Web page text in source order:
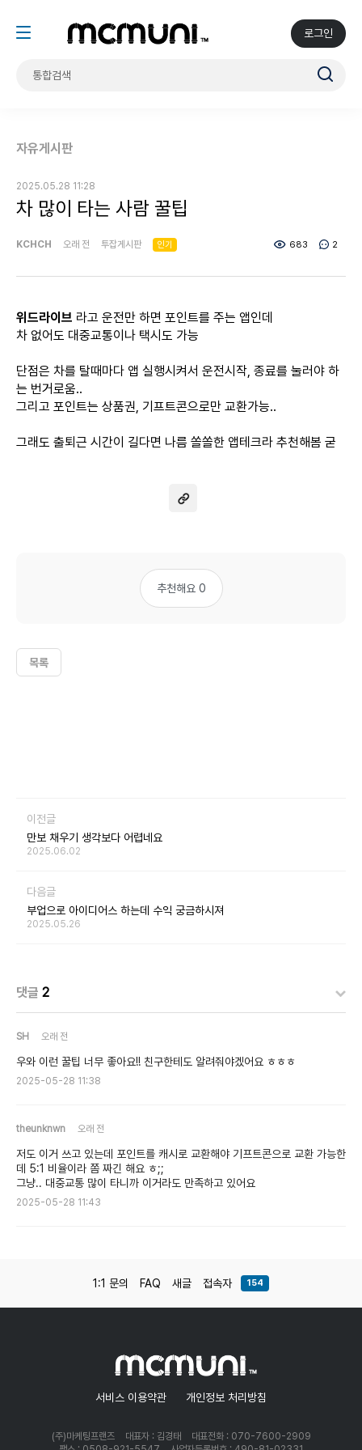
로그인
자유게시판
2025.05.28 11:28
차 많이 타는 사람 꿀팁
KCHCH 오래 전 투잡게시판 인기 683 2
위드라이브 라고 운전만 하면 포인트를 주는 앱인데
차 없어도 대중교통이나 택시도 가능
단점은 차를 탈때마다 앱 실행시켜서 운전시작, 종료를 눌러야 하
는 번거로움..
그리고 포인트는 상품권, 기프트콘으로만 교환가능..
그래도 출퇴근 시간이 길다면 나름 쏠쏠한 앱테크라 추천해봄 굳
추천해요 0
목록
이전글
만보 채우기 생각보다 어렵네요
2025.06.02
다음글
부업으로 아이디어스 하는데 수익 궁금하시져
2025.05.26
댓글 2
SH 오래 전
우와 이런 꿀팁 너무 좋아요!! 친구한테도 알려줘야겠어요 ㅎㅎㅎ
2025-05-28 11:38
theunknwn 오래 전
저도 이거 쓰고 있는데 포인트를 캐시로 교환해야 기프트콘으로 교환 가능한
데 5:1 비율이라 쫌 짜긴 해요 ㅎ;;
그냥.. 대중교통 많이 타니까 이거라도 만족하고 있어요
2025-05-28 11:43
1:1 문의 FAQ 새글 접속자 154
서비스 이용약관 개인정보 처리방침
(주)마케팅프랜즈 대표자 : 김경태
대표전화 : 070-7600-2909